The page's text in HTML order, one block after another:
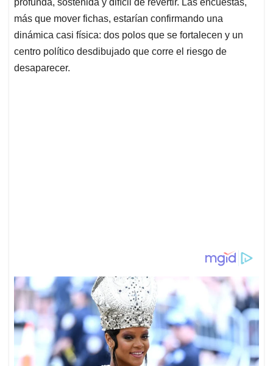
profunda, sostenida y difícil de revertir. Las encuestas,
más que mover fichas, estarían confirmando una
dinámica casi física: dos polos que se fortalecen y un
centro político desdibujado que corre el riesgo de
desaparecer.